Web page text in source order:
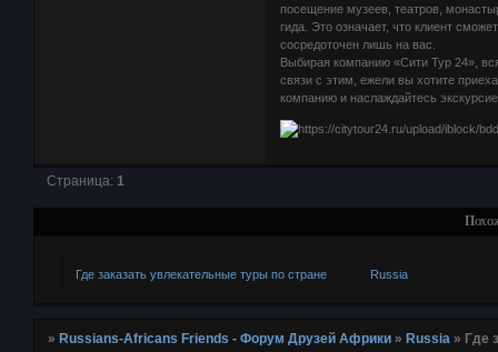
посещение музеев, театров,
гида. Это означает, что клиент
сосредоточен лишь на вас.
Выбирая компанию «Сити Тур 24»,
связи с этим, ежели вы хотите
компанию и наслаждайтесь
Страница: 1
Где заказать увлекательные туры по стране Russia
»Russians-Africans Friends - Форум Друзей Африки »Russia » Где